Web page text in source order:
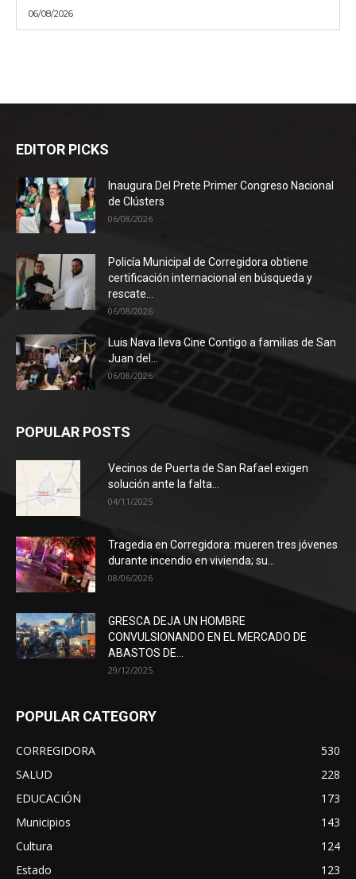
06/08/2026
EDITOR PICKS
Inaugura Del Prete Primer Congreso Nacional
de Clústers
06/08/2026
Policía Municipal de Corregidora obtiene
certificación internacional en búsqueda y
rescate...
06/08/2026
Luis Nava lleva Cine Contigo a familias de San
Juan del...
06/08/2026
POPULAR POSTS
Vecinos de Puerta de San Rafael exigen
solución ante la falta...
04/11/2025
Tragedia en Corregidora: mueren tres jóvenes
durante incendio en vivienda; su...
08/06/2026
GRESCA DEJA UN HOMBRE
CONVULSIONANDO EN EL MERCADO DE
ABASTOS DE...
29/12/2025
POPULAR CATEGORY
CORREGIDORA
530
SALUD
228
EDUCACIÓN
173
Municipios
143
Cultura
124
Estado
123